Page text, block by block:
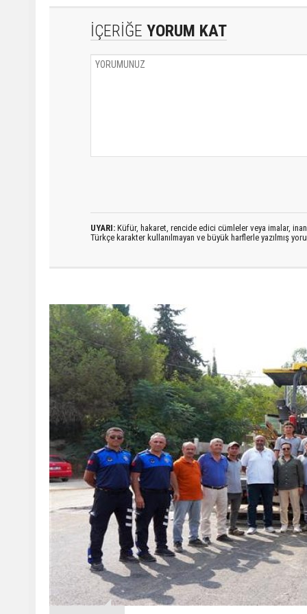
İÇERİĞE YORUM KAT
UYARI: Küfür, hakaret, rencide edici cümleler veya imalar,
Türkçe karakter kullanılmayan ve büyük harflerle yazılmış